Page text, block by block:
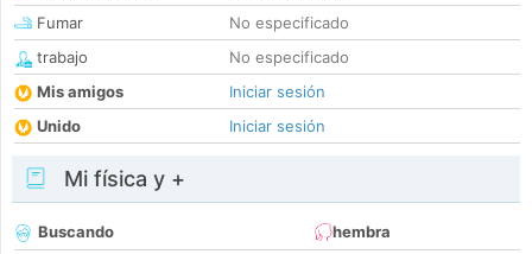
Fumar
No especificado
trabajo
No especificado
Mis amigos
Iniciar sesión
Unido
Iniciar sesión
Mi física y +
Buscando
hembra